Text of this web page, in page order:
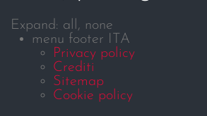
Expand: all, none
menu footer ITA
Privacy policy
Crediti
Sitemap
Cookie policy